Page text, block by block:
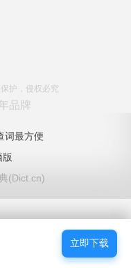
护，侵权必究
品牌
词最方便
版
(Dict.cn)
立即下载
立即下载